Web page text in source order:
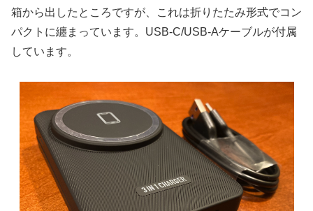
箱から出したところですが、これは折りたたみ形式でコン
パクトに纏まっています。USB-C/USB-Aケーブルが付属
しています。